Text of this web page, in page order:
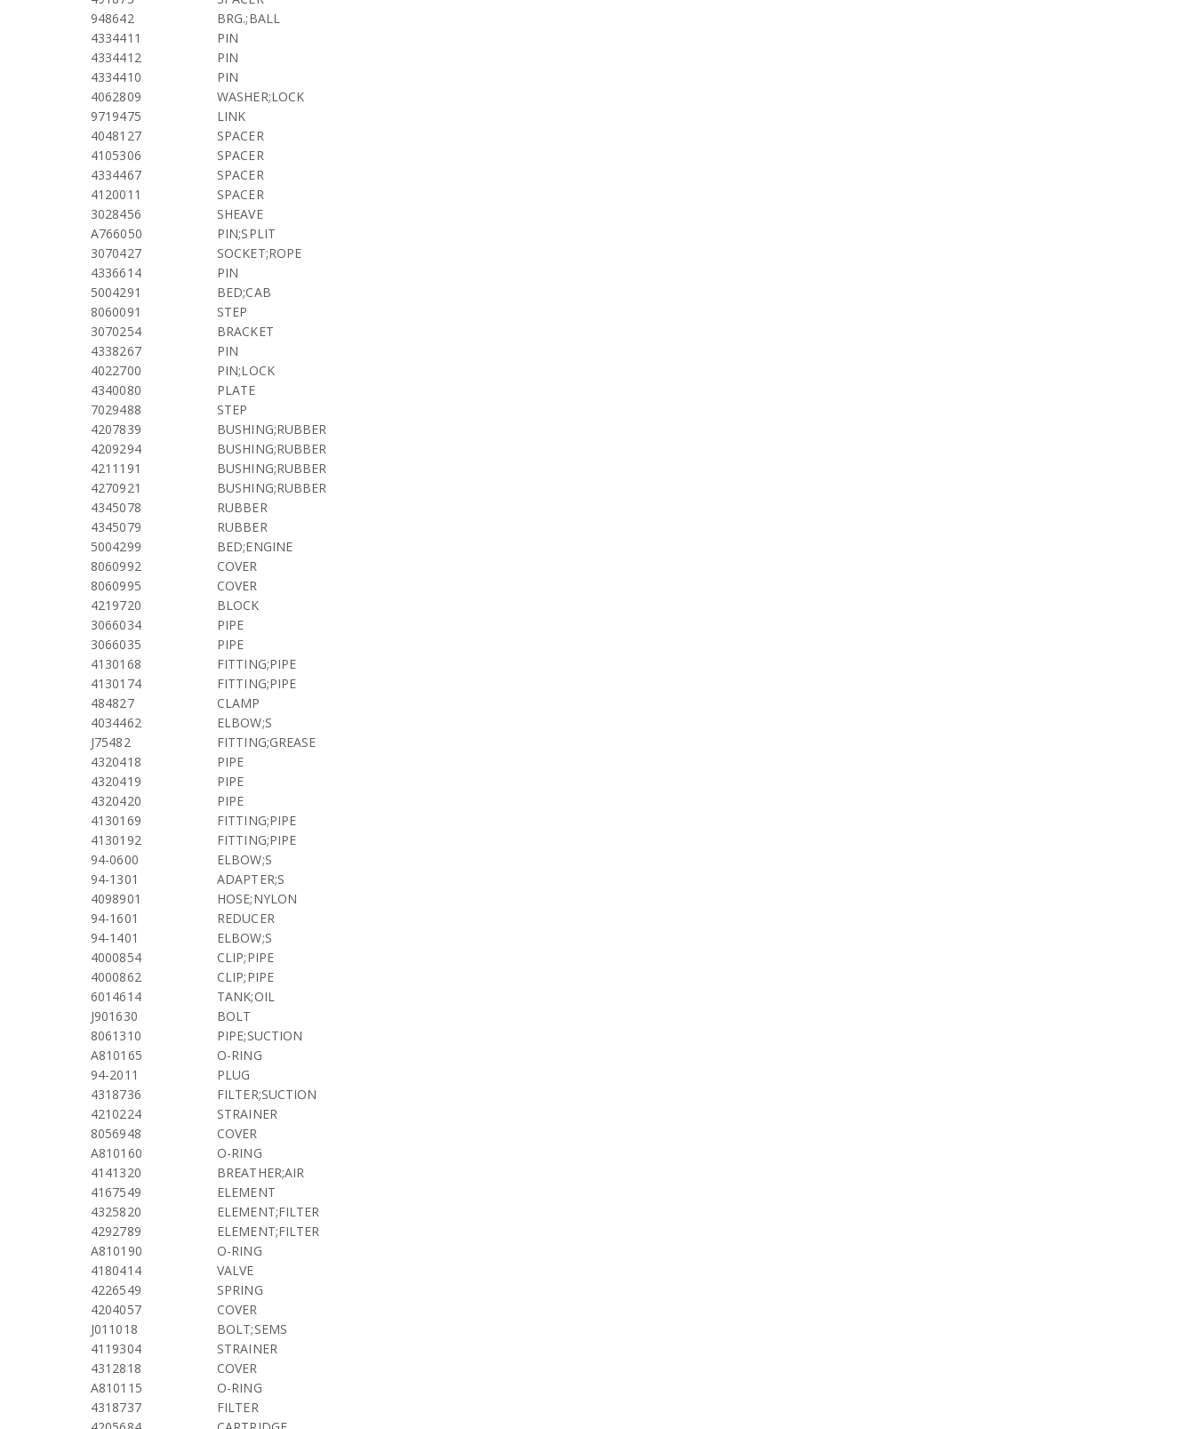
948642
BRG.;BALL
4334411
PIN
4334412
PIN
4334410
PIN
4062809
WASHER;LOCK
9719475
LINK
4048127
SPACER
4105306
SPACER
4334467
SPACER
4120011
SPACER
3028456
SHEAVE
A766050
PIN;SPLIT
3070427
SOCKET;ROPE
4336614
PIN
5004291
BED;CAB
8060091
STEP
3070254
BRACKET
4338267
PIN
4022700
PIN;LOCK
4340080
PLATE
7029488
STEP
4207839
BUSHING;RUBBER
4209294
BUSHING;RUBBER
4211191
BUSHING;RUBBER
4270921
BUSHING;RUBBER
4345078
RUBBER
4345079
RUBBER
5004299
BED;ENGINE
8060992
COVER
8060995
COVER
4219720
BLOCK
3066034
PIPE
3066035
PIPE
4130168
FITTING;PIPE
4130174
FITTING;PIPE
484827
CLAMP
4034462
ELBOW;S
J75482
FITTING;GREASE
4320418
PIPE
4320419
PIPE
4320420
PIPE
4130169
FITTING;PIPE
4130192
FITTING;PIPE
94-0600
ELBOW;S
94-1301
ADAPTER;S
4098901
HOSE;NYLON
94-1601
REDUCER
94-1401
ELBOW;S
4000854
CLIP;PIPE
4000862
CLIP;PIPE
6014614
TANK;OIL
J901630
BOLT
8061310
PIPE;SUCTION
A810165
O-RING
94-2011
PLUG
4318736
FILTER;SUCTION
4210224
STRAINER
8056948
COVER
A810160
O-RING
4141320
BREATHER;AIR
4167549
ELEMENT
4325820
ELEMENT;FILTER
4292789
ELEMENT;FILTER
A810190
O-RING
4180414
VALVE
4226549
SPRING
4204057
COVER
J011018
BOLT;SEMS
4119304
STRAINER
4312818
COVER
A810115
O-RING
4318737
FILTER